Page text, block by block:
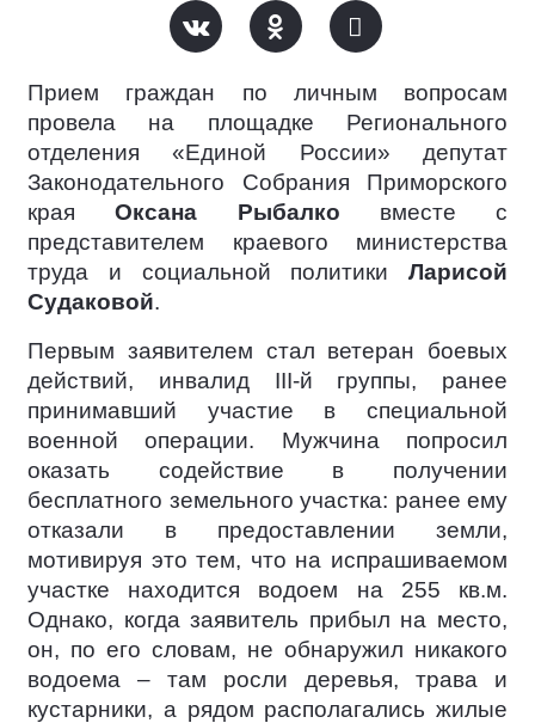
Прием граждан по личным вопросам
провела на площадке Регионального
отделения «Единой России» депутат
Законодательного Собрания Приморского
краяОксана Рыбалко вместе с
представителем краевого министерства
труда и социальной политики Ларисой
Судаковой.
Первым заявителем стал ветеран боевых
действий, инвалид III-й группы, ранее
принимавший участие в специальной
военной операции. Мужчина попросил
оказать содействие в получении
бесплатного земельного участка: ранее ему
отказали в предоставлении земли,
мотивируя это тем, что на испрашиваемом
участке находится водоем на 255 кв.м.
Однако, когда заявитель прибыл на место,
он, по его словам, не обнаружил никакого
водоема – там росли деревья, трава и
кустарники, а рядом располагались жилые